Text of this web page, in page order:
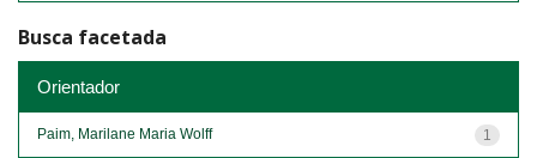
Busca facetada
Orientador
1
Paim, Marilane Maria Wolff